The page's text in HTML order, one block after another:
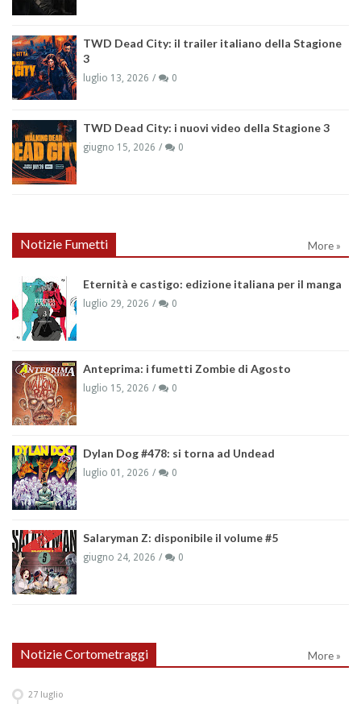
TWD Dead City: il trailer italiano della Stagione
3
luglio 13, 2026 0
TWD Dead City: i nuovi video della Stagione 3
giugno 15, 2026 0
Notizie Fumetti More »
Eternità e castigo: edizione italiana per il manga
luglio 29, 2026 0
Anteprima: i fumetti Zombie di Agosto
luglio 15, 2026 0
Dylan Dog #478: si torna ad Undead
luglio 01, 2026 0
Salaryman Z: disponibile il volume #5
giugno 24, 2026 0
Notizie Cortometraggi More »
27 luglio